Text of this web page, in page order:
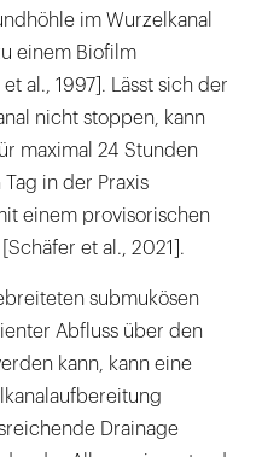
im Wurzelkanal
einem Biofilm
al., 1997]. Lässt sich der
nicht stoppen, kann
maximal 24 Stunden
in der Praxis
einem provisorischen
et al., 2021].
submukösen
Abfluss über den
kann, kann eine
Drainage